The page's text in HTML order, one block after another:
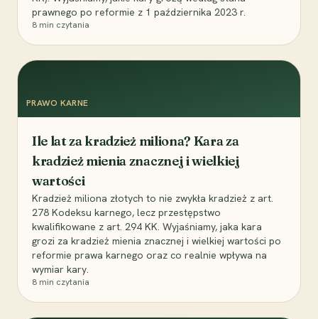
prawnego po reformie z 1 października 2023 r.
8 min czytania
PRAWO KARNE
Ile lat za kradzież miliona? Kara za
kradzież mienia znacznej i wielkiej
wartości
Kradzież miliona złotych to nie zwykła kradzież z art.
278 Kodeksu karnego, lecz przestępstwo
kwalifikowane z art. 294 KK. Wyjaśniamy, jaka kara
grozi za kradzież mienia znacznej i wielkiej wartości po
reformie prawa karnego oraz co realnie wpływa na
wymiar kary.
8 min czytania